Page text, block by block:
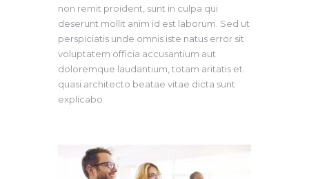
non remit proident, sunt in culpa qui
deserunt mollit anim id est laborum. Sed ut
perspiciatis unde omnis iste natus error sit
voluptatem officia accusantium aut
doloremque laudantium, totam aritatis et
quasi architecto beatae vitae dicta sunt
explicabo.